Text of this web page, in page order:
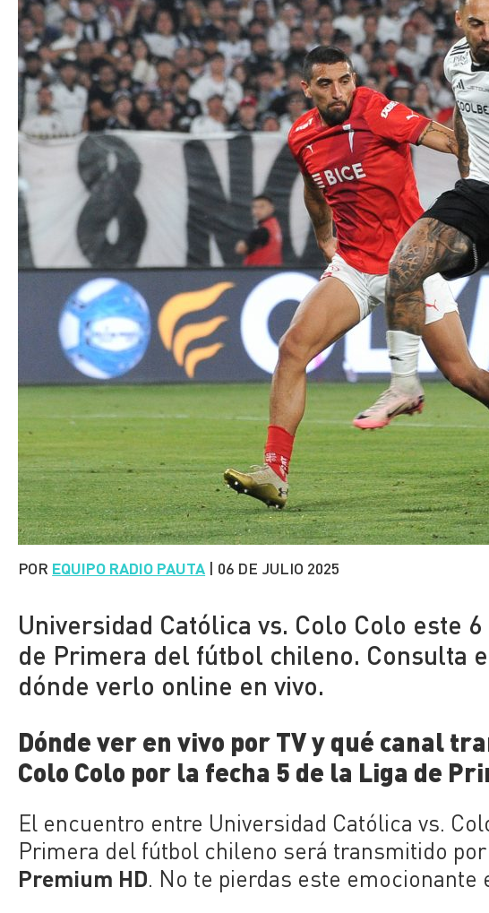
POR EQUIPO RADIO PAUTA | 06 DE JULIO 2025
Universidad Católica vs. Colo Colo este
de Primera del fútbol chileno. Consulta
dónde verlo online en vivo.
Dónde ver en vivo por TV y qué canal
Colo Colo por la fecha 5 de la Liga de
El encuentro entre Universidad Católica vs.
Primera del fútbol chileno será transmitido por
Premium HD. No te pierdas este emocionante